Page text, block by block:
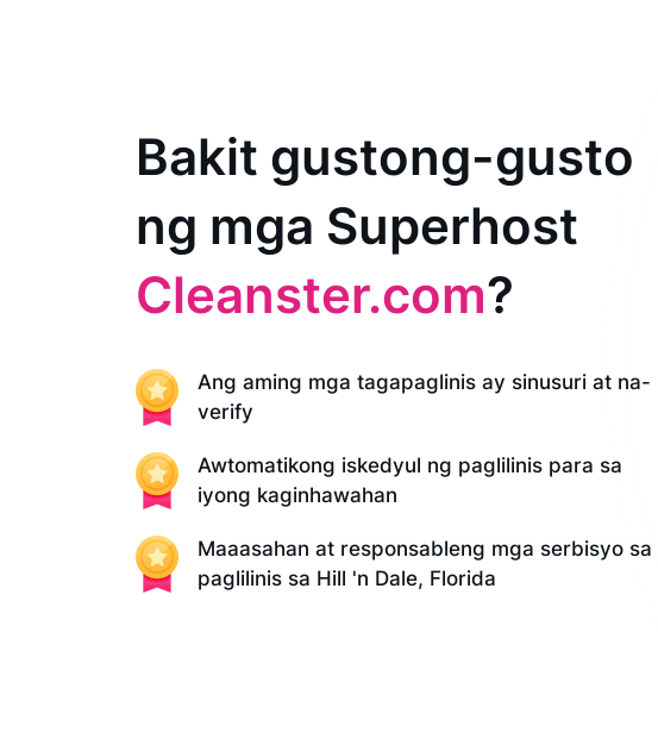
Bakit gustong-gusto
ng mga Superhost
Cleanster.com?
Ang aming mga tagapaglinis ay sinusuri at na-
verify
Awtomatikong iskedyul ng paglilinis para sa
iyong kaginhawahan
Maaasahan at responsableng mga serbisyo sa
paglilinis sa Hill 'n Dale, Florida